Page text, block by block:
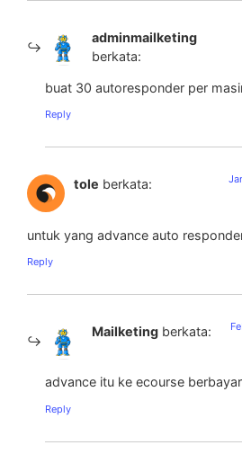
adminmailketing
berkata:
buat 30 autoresponder per
Reply
tole berkata:
untuk yang advance auto
Reply
Mailketing berkata:
advance itu ke ecourse
Reply